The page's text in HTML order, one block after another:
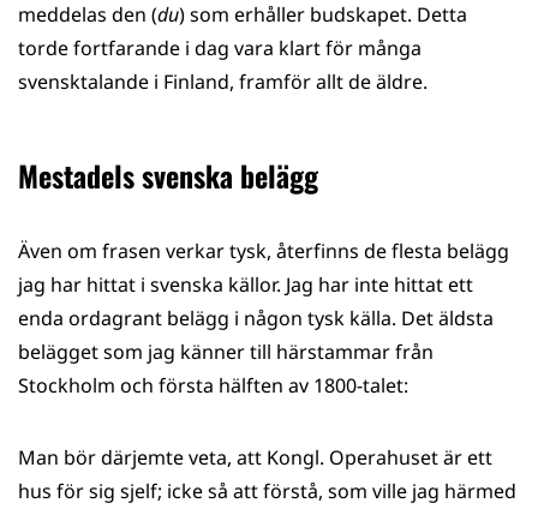
meddelas den (du) som erhåller budskapet. Detta
torde fortfarande i dag vara klart för många
svensktalande i Finland, framför allt de äldre.
Mestadels svenska belägg
Även om frasen verkar tysk, återfinns de flesta belägg
jag har hittat i svenska källor. Jag har inte hittat ett
enda ordagrant belägg i någon tysk källa. Det äldsta
belägget som jag känner till härstammar från
Stockholm och första hälften av 1800-talet:
Man bör därjemte veta, att Kongl. Operahuset är ett
hus för sig sjelf; icke så att förstå, som ville jag härmed